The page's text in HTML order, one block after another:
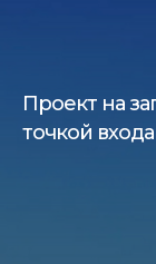
Проект на
точкой входа